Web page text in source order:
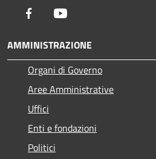
Facebook
AMMINISTRAZIONE
Organi di Governo
Aree Amministrative
Uffici
Enti e fondazioni
Politici